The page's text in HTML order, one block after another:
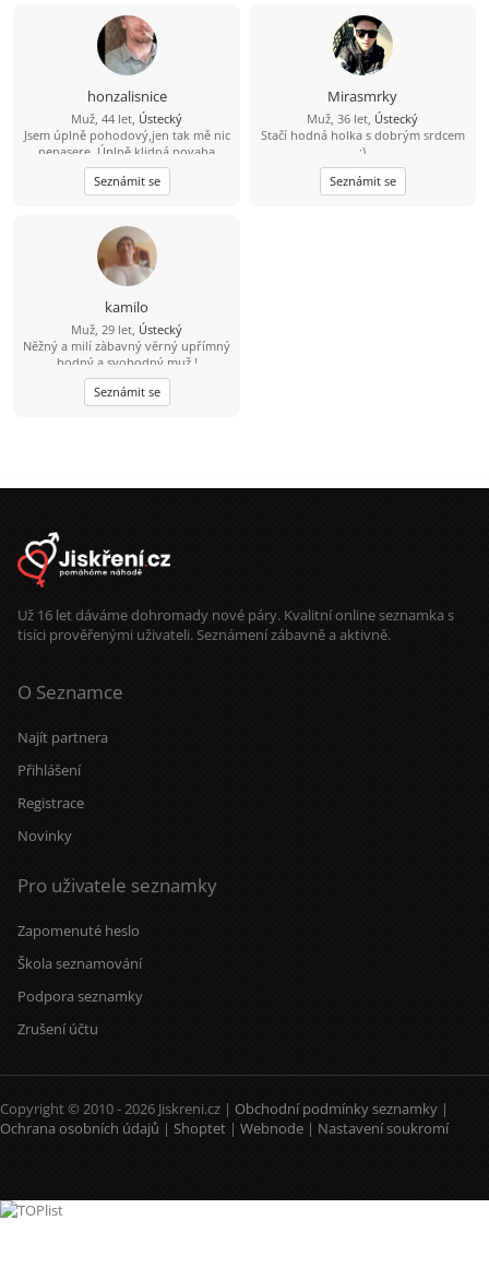
cestovaní, po ČR i zahraničí, plavání,
auta, IT - stavba počítačů a celkově
nové technologie.
honzalisnice
Muž, 44 let, Ústecký
Jsem úplně pohodový,jen tak mě nic
nenasere. Úplně klidná povaha
Seznámit se
Mirasmrky
Muž, 36 let, Ústecký
Stačí hodná holka s dobrým srdcem
:)
Seznámit se
kamilo
Muž, 29 let, Ústecký
Nĕžný a milí zàbavný vĕrný upřímný
hodný a svobodný muž !
Seznámit se
Už 16 let dáváme dohromady nové páry. Kvalitní online seznamka s
tisíci prověřenými uživateli. Seznámení zábavně a aktivně.
O Seznamce
Najít partnera
Přihlášení
Registrace
Novinky
Pro uživatele seznamky
Zapomenuté heslo
Škola seznamování
Podpora seznamky
Zrušení účtu
Copyright © 2010 - 2026 Jiskreni.cz | Obchodní podmínky seznamky |
Ochrana osobních údajů | Shoptet | Webnode | Nastavení soukromí